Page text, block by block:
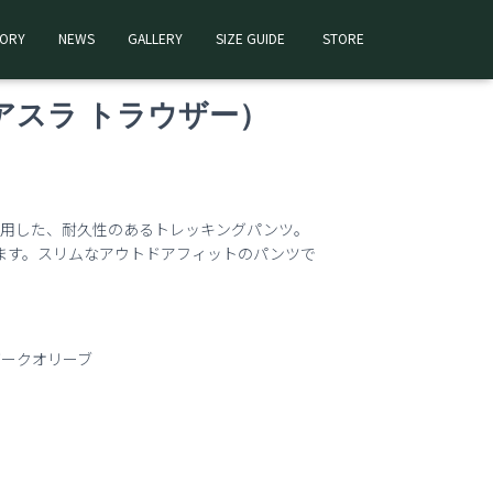
NEWS GALLERY SIZE GUIDE
STORE
ラ トラウザー）
した、耐久性のあるトレッキングパンツ。
。スリムなアウトドアフィットのパンツで
クオリーブ